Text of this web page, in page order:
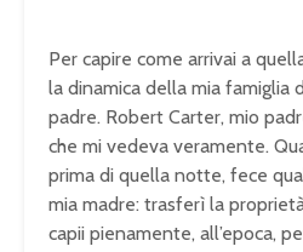
Per capire come arrivai a
la dinamica della mia famiglia
padre. Robert Carter, mio
che mi vedeva veramente.
prima di quella notte, fece
mia madre: trasferì la
capii pienamente, all’epoca,